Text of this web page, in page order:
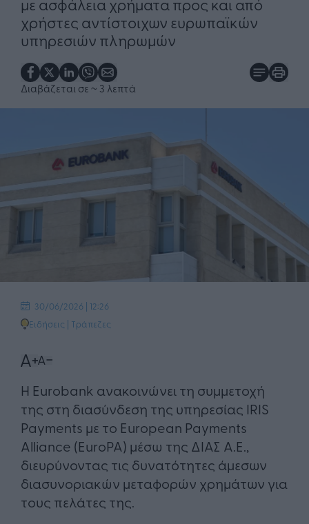
χρήστες αντίστοιχων ευρωπαϊκών
υπηρεσιών πληρωμών
Διαβάζεται σε ~ 3 λεπτά
30/06/2026 | 12:26
Ειδήσεις | Τράπεζες
Η Eurobank ανακοινώνει τη συμμετοχή
της στη διασύνδεση της υπηρεσίας IRIS
Payments με το European Payments
Alliance (EuroPA) μέσω της ΔΙΑΣ Α.Ε.,
διευρύνοντας τις δυνατότητες άμεσων
διασυνοριακών μεταφορών χρημάτων για
τους πελάτες της.